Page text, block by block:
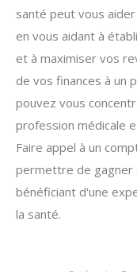
santé peut vous
en vous aidant à
et à maximiser vos
de vos finances à un
pouvez vous
profession médicale
Faire appel à un
permettre de gagner
bénéficiant d'une
la santé.